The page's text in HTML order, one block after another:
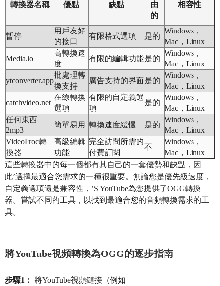
轉換器名稱 優點 缺點
由
的
相容性
暫停
用戶友好
的接口
有限格式選項 是的
Windows，
Mac，Linux
Media.io
高轉換速
度
有限的編輯功能是的
Windows，
Mac，Linux
ytconverter.app
批處理轉
換支持
廣告支持的界面是的
Windows，
Mac，Linux
catchvideo.net
在線轉換
選項
有限的自定義選
項
是的
Windows，
Mac，Linux
任何東西
2mp3
簡單易用 轉換速度緩慢 是的
Windows，
Mac，Linux
VideoProc轉
換器
高級編輯
功能
完全訪問所需的
付費訂閱
不
Windows，
Mac，Linux
這些轉換器中的每一個都有其自己的一套優勢和缺點，因
此’選擇最適合您需求的一種很重要。無論您是優先級速度，
自定義選項還是兼容性，’S YouTube為您提供了OGG轉換
器。嘗試不同的工具，以找到最適合您的音頻轉換需求的工
具。
將YouTube視頻轉換為OGG的逐步指南
步驟1： 將YouTube視頻鏈接（例如